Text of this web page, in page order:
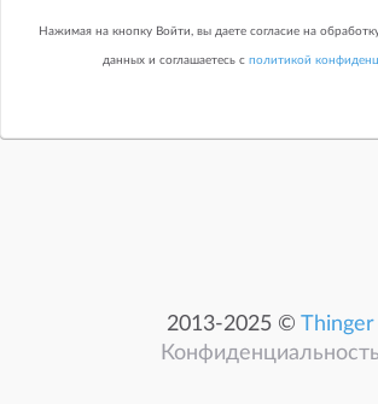
Нажимая на кнопку Войти, вы даете согласие на
данных и соглашаетесь с политикой
2013-2025 © Thinger
Конфиденциальность